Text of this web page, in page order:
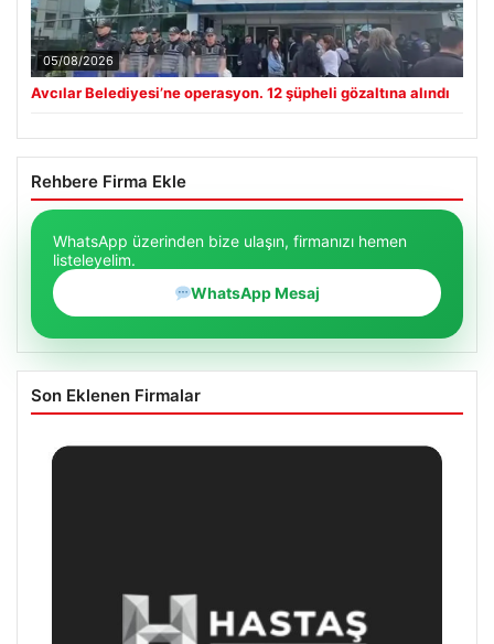
05/08/2026
Avcılar Belediyesi’ne operasyon. 12 şüpheli gözaltına alındı
Rehbere Firma Ekle
WhatsApp üzerinden bize ulaşın, firmanızı hemen
listeleyelim.
WhatsApp Mesaj
Son Eklenen Firmalar